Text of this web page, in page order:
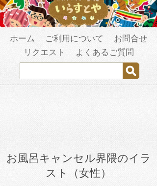
ホーム ご利用について
お問合せ
リクエスト
よくあるご質問
お風呂キャンセル界隈のイラ
スト（女性）